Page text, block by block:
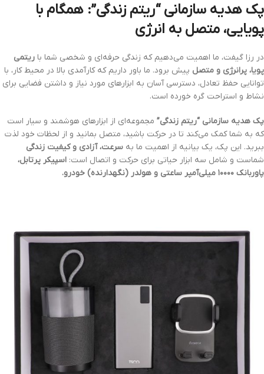
پک هدیه سازمانی “ریتم زندگی”: همگام با
پویایی، متصل به انرژی
در رزا گیفت، ما اهمیت می‌دهیم که زندگی حرفه‌ای و شخصی شما با ریتمی
پویا، پرانرژی و متصل پیش برود. ما باور داریم که کارآمدی بالا در محیط کار، با
توانایی حفظ تعادل، دسترسی آسان به ابزارهای مورد نیاز و داشتن فضایی برای
نشاط و استراحت گره خورده است.
پک هدیه سازمانی “ریتم زندگی” مجموعه‌ای از ابزارهای هوشمند و سیار است
که به شما کمک می‌کند تا در حرکت باشید، متصل بمانید و از لحظات خود لذت
ببرید. این پک، یک بیانیه از اهمیت ما به سرعت، آزادی و کیفیت زندگی
شماست و شامل سه ابزار حیاتی برای حرکت و اتصال است: اسپیکر پرتابل،
پاوربانک ۱۰۰۰۰ میلی‌آمپر ساعتی و هولدر (نگهدارنده) خودرو.